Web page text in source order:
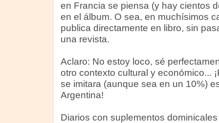
en Francia se piensa (y hay cientos
en el álbum. O sea, en muchísimos
publica directamente en libro, sin
una revista.
Aclaro: No estoy loco, sé
otro contexto cultural y económico...
se imitara (aunque sea en un 10%)
Argentina!
Diarios con suplementos